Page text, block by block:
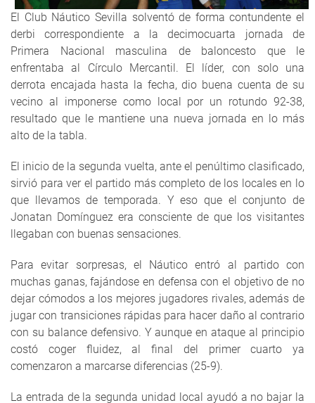
El Club Náutico Sevilla solventó de forma contundente el
derbi correspondiente a la decimocuarta jornada de
Primera Nacional masculina de baloncesto que le
enfrentaba al Círculo Mercantil. El líder, con solo una
derrota encajada hasta la fecha, dio buena cuenta de su
vecino al imponerse como local por un rotundo 92-38,
resultado que le mantiene una nueva jornada en lo más
alto de la tabla.
El inicio de la segunda vuelta, ante el penúltimo clasificado,
sirvió para ver el partido más completo de los locales en lo
que llevamos de temporada. Y eso que el conjunto de
Jonatan Domínguez era consciente de que los visitantes
llegaban con buenas sensaciones.
Para evitar sorpresas, el Náutico entró al partido con
muchas ganas, fajándose en defensa con el objetivo de no
dejar cómodos a los mejores jugadores rivales, además de
jugar con transiciones rápidas para hacer daño al contrario
con su balance defensivo. Y aunque en ataque al principio
costó coger fluidez, al final del primer cuarto ya
comenzaron a marcarse diferencias (25-9).
La entrada de la segunda unidad local ayudó a no bajar la